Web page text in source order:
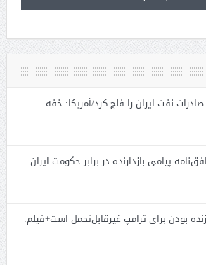
نفت ایران را فلج کرد/آمریکا: خفه
پیامی بازدارنده در برابر حکومت ایران
بودن برای ترامپ غیرقابل‌تحمل است+فیلم: